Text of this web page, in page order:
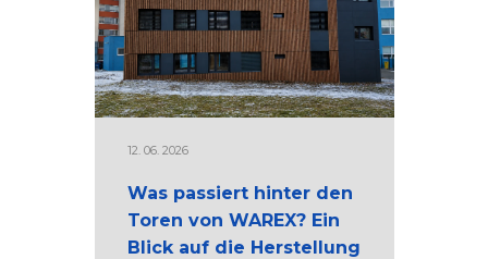
12. 06. 2026
Was passiert hinter den
Toren von WAREX? Ein
Blick auf die Herstellung